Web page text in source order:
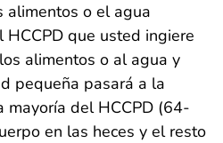
alimentos o el agua
que usted ingiere
alimentos o al agua y
pequeña pasará a la
mayoría del HCCPD (64-
en las heces y el resto